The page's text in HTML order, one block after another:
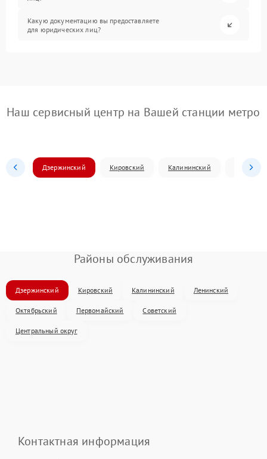
Какую документацию вы предоставляете
для юридических лиц?
Наш сервисный центр на Вашей станции метро
Дзержинский Кировский Калининский
Районы обслуживания
Дзержинский Кировский Калининский Ленинский
Октябрьский Первомайский Советский
Центральный округ
Контактная информация